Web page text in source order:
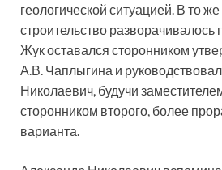
геологической ситуацией. В то
строительство
Жук оставался сторонником
А.В. Чаплыгина и
Николаевич, будучи
сторонником второго, более
варианта.